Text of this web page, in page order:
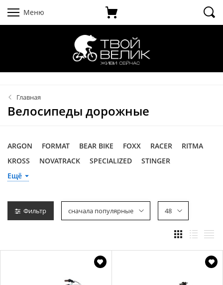
Меню
Главная
Велосипеды дорожные
ARGON FORMAT BEAR BIKE FOXX RACER
RITMA
KROSS
NOVATRACK SPECIALIZED
STINGER
SILVERBACK
Ещё
Фильтр сначала популярные 48